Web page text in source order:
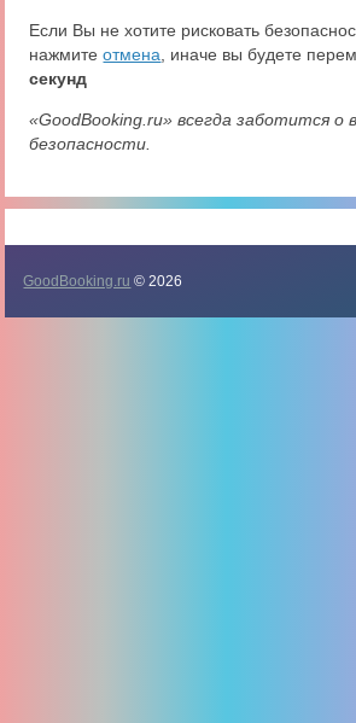
Если Вы не хотите рисковать
нажмитеотмена , иначе вы будете
секунд
«GoodBooking.ru» всегда заботится о
безопасности.
GoodBooking.ru © 2026